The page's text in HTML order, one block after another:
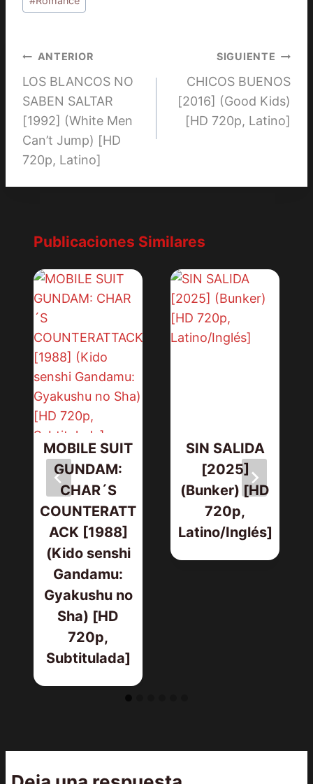
Navegación
de
entradas
ANTERIOR
LOS BLANCOS NO
SABEN SALTAR
[1992] (White Men
Can’t Jump) [HD
720p, Latino]
SIGUIENTE
CHICOS BUENOS
[2016] (Good Kids)
[HD 720p, Latino]
Publicaciones Similares
MOBILE SUIT
GUNDAM:
CHAR´S
COUNTERATT
ACK [1988]
(Kido senshi
Gandamu:
Gyakushu no
Sha) [HD
720p,
Subtitulada]
SIN SALIDA
[2025]
(Bunker) [HD
720p,
Latino/Inglés]